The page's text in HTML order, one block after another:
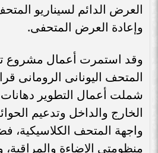
العرض الدائم لسيناريو
وإعادة العرض المتحفى.
وقد استمرت أعمال مشروع
شملت أعمال التطوير
الخارج والداخل وتدعيم
واجهة المتحف الكلاسيكية،
منظومتي الإضاءة